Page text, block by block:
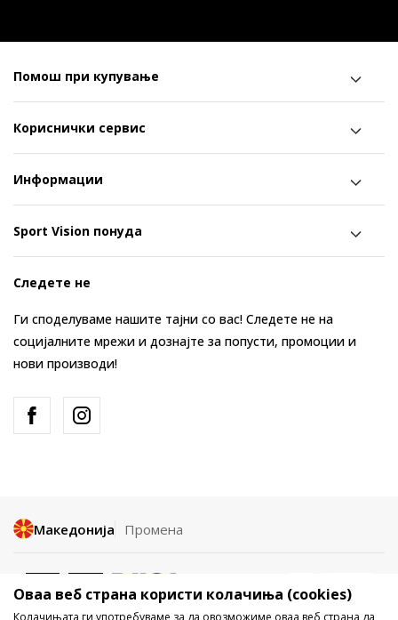
Помош при купување
Кориснички сервис
Информации
Sport Vision понуда
Следете не
Ги споделуваме нашите тајни со вас! Следете не на
социјалните мрежи и дознајте за попусти, промоции и
нови производи!
Македонија Промена
Оваа веб страна користи колачиња (cookies)
Колачињата ги употребуваме за да овозможиме оваа веб страна да